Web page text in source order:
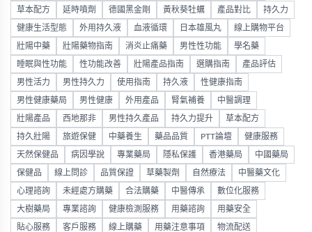
草本配方 延時噴劑 德國黑金剛 黃秋葵牡蠣 產品對比 持久力
健康生活型態 外用持久液 血液循環 日本雄風丸 線上購物平台
壯陽中藥 壯陽藥物指南 消炎止痛藥 男性性功能 學名藥
睡眠與性功能 性功能改善 壯陽產品指南 選購指南 產品評估
男性活力 男性持久力 使用指南 持久液 性健康指南
男性健康藥局 男性健康 外用產品 腎氣補養 中醫調理
壯陽產品 西地那非 男性持久產品 持久力提升 草本配方
持久壯陽 旅遊保健 中藥養生 藥品品質 PTT論壇 健康服務
天然保健品 病因學說 專業藥局 隱私保護 香港藥局 中國藥局
保健品 線上問診 品質保證 草藥製劑 自然療法 中醫藥文化
心理諮詢 未經處方購藥 合法購藥 中醫傳承 數位化服務
大樹藥局 專業諮詢 健康檢測服務 用藥諮詢 用藥安全
貼心服務 客戶服務 線上購藥 用藥注意事項 物流配送